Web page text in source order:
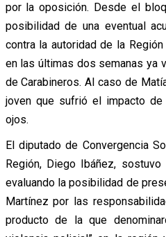
por la oposición. Desde el
posibilidad de una eventual
contra la autoridad de la
en las últimas dos semanas ya
de Carabineros. Al caso de
joven que sufrió el impacto
ojos.
El diputado de Convergencia
Región, Diego Ibáñez,
evaluando la posibilidad de
Martínez por las
producto de la que